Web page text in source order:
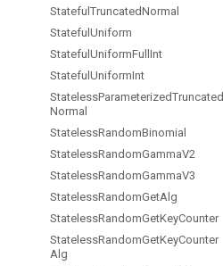
Stateful TruncatedNormal
Stateful Uniform
Stateful UniformFull Int
Stateful UniformInt
StatelessParameterizedTruncated
Normal
StatelessRandomBinomial
StatelessRandomGammaV2
StatelessRandomGammaV3
StatelessRandomGetAlg
StatelessRandomGetKeyCounter
StatelessRandomGetKeyCounter
Alg